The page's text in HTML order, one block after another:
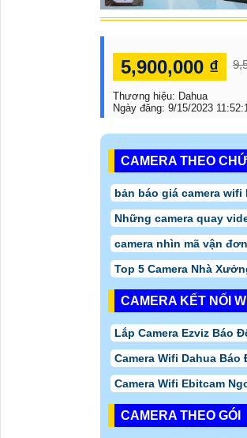
5,900,000 ₫
Thương hiệu: Dahua
Ngày đăng: 9/15/2023
CAMERA THEO
bản báo giá camera
Những camera quay
camera nhìn mã vận
Top 5 Camera Nhà
CAMERA KẾT NỐI
Lắp Camera Ezviz Báo
Camera Wifi Dahua Báo
Camera Wifi Ebitcam
CAMERA THEO GÓI